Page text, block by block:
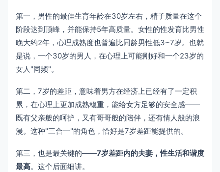
第一，男性的最佳生育年龄在30岁左右，精子质量在这个
阶段达到顶峰，并能保持5年高质量。女性的性发育比男性
晚大约2年，心理成熟度也普遍比同龄男性低3~7岁。也就
是说，一个30岁的男人，在心理上可能刚好和一个23岁的
女人"同频"。
第二，7岁的差距，意味着男方在经济上已经有了一定积
累，在心理上更加成熟稳重，能给女方足够的安全感——
既有父亲般的呵护，又有哥哥般的陪伴，还有情人般的浪
漫。这种"三合一"的角色，恰好是7岁差距能提供的。
第三，也是最关键的——7岁差距内的夫妻，性生活和谐度
最高。这个后面细讲。